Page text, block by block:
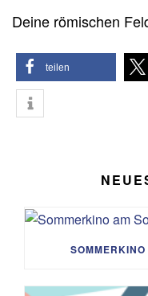
Deine römischen
teilen